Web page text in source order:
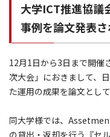
大学ICT推進協議
事例を論文発表
12月1日から3日まで開催
次大会」におきまして、
た運用の成果を論文とし
同大学様では、